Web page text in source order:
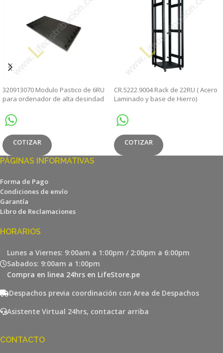
320913070 Modulo Pastico de 6RU
para ordenador de alta desindad
COTIZAR
CR.5222.9004 Rack de 22RU ( Acero
Laminado y base de Hierro)
COTIZAR
PÁGINAS INFORMATIVAS
Forma de Pago
Condiciones de envío
Garantía
Libro de Reclamaciones
HORARIOS
Lunes a Viernes: 9:00am a 1:00pm / 2:00pm a 6:00pm
Sabados: 9:00am a 1:00pm
Compra en linea 24hrs en LifeStore.pe
Despachos previa coordinación con Area de Despachos
Asistente Virtual 24hrs, contactar arriba
CONTACTO